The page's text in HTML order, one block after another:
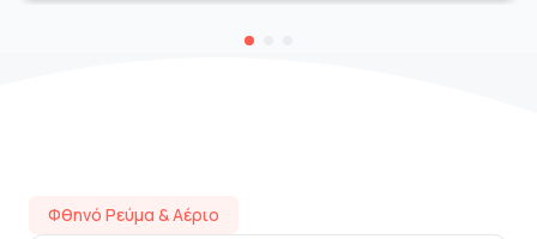
Φθηνό Ρεύμα & Αέριο